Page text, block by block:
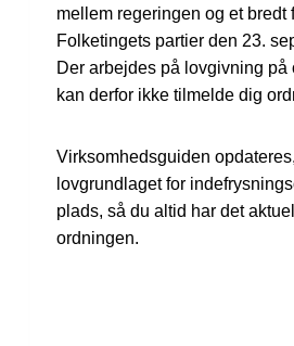
mellem regeringen og et bredt
Folketingets partier den 23.
Der arbejdes på lovgivning på
kan derfor ikke tilmelde dig
Virksomhedsguiden
lovgrundlaget for
plads, så du altid har det
ordningen.